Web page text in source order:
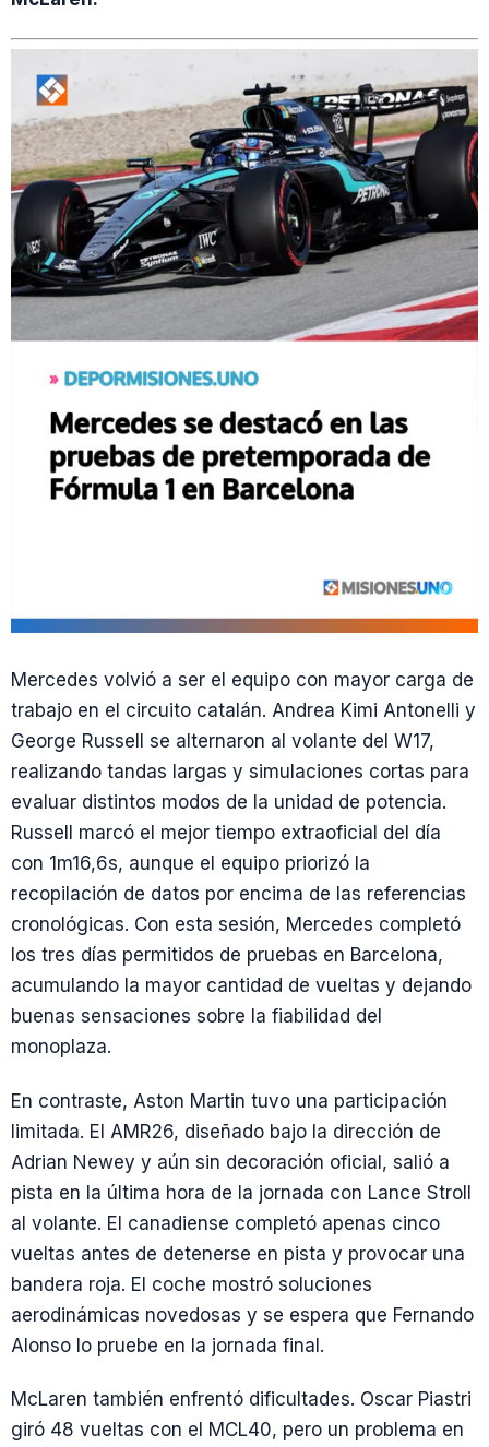
Mercedes volvió a ser el equipo con mayor carga de
trabajo en el circuito catalán. Andrea Kimi Antonelli y
George Russell se alternaron al volante del W17,
realizando tandas largas y simulaciones cortas para
evaluar distintos modos de la unidad de potencia.
Russell marcó el mejor tiempo extraoficial del día
con 1m16,6s, aunque el equipo priorizó la
recopilación de datos por encima de las referencias
cronológicas. Con esta sesión, Mercedes completó
los tres días permitidos de pruebas en Barcelona,
acumulando la mayor cantidad de vueltas y dejando
buenas sensaciones sobre la fiabilidad del
monoplaza.
En contraste, Aston Martin tuvo una participación
limitada. El AMR26, diseñado bajo la dirección de
Adrian Newey y aún sin decoración oficial, salió a
pista en la última hora de la jornada con Lance Stroll
al volante. El canadiense completó apenas cinco
vueltas antes de detenerse en pista y provocar una
bandera roja. El coche mostró soluciones
aerodinámicas novedosas y se espera que Fernando
Alonso lo pruebe en la jornada final.
McLaren también enfrentó dificultades. Oscar Piastri
giró 48 vueltas con el MCL40, pero un problema en